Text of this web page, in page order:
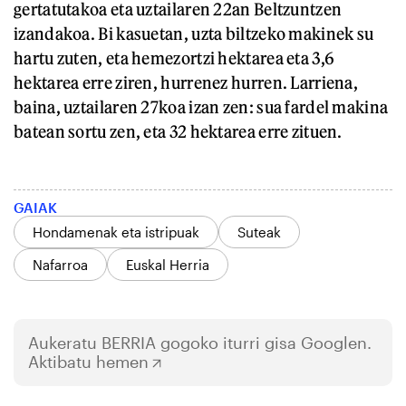
gertatutakoa eta uztailaren 22an Beltzuntzen
izandakoa. Bi kasuetan, uzta biltzeko makinek su
hartu zuten, eta hemezortzi hektarea eta 3,6
hektarea erre ziren, hurrenez hurren. Larriena,
baina, uztailaren 27koa izan zen: sua fardel makina
batean sortu zen, eta 32 hektarea erre zituen.
GAIAK
Hondamenak eta istripuak
Suteak
Nafarroa
Euskal Herria
Aukeratu BERRIA gogoko iturri gisa Googlen.
Aktibatu hemen